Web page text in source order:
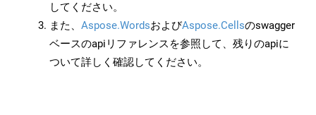
してください。
また、 Aspose.WordsおよびAspose.Cellsのswagger
ベースのapiリファレンスを参照して、残りのapiに
ついて詳しく確認してください。